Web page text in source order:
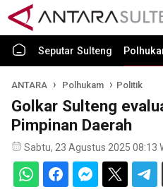
Seputar Sulteng
ANTARA Polhukam Politik
Golkar Sulteng
Pimpinan Daerah
Sabtu, 23 Agustus 2025 08:13